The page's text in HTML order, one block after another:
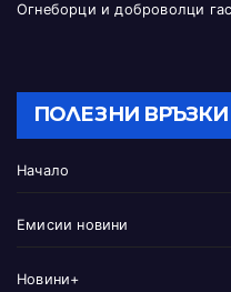
Огнеборци и доброволци
ПОЛЕЗНИ ВРЪЗКИ
Начало
Емисии новини
Новини+